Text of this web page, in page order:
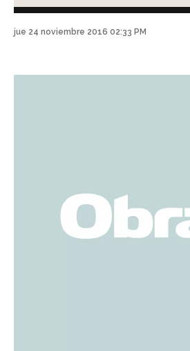
jue 24 noviembre 2016 02:33 PM